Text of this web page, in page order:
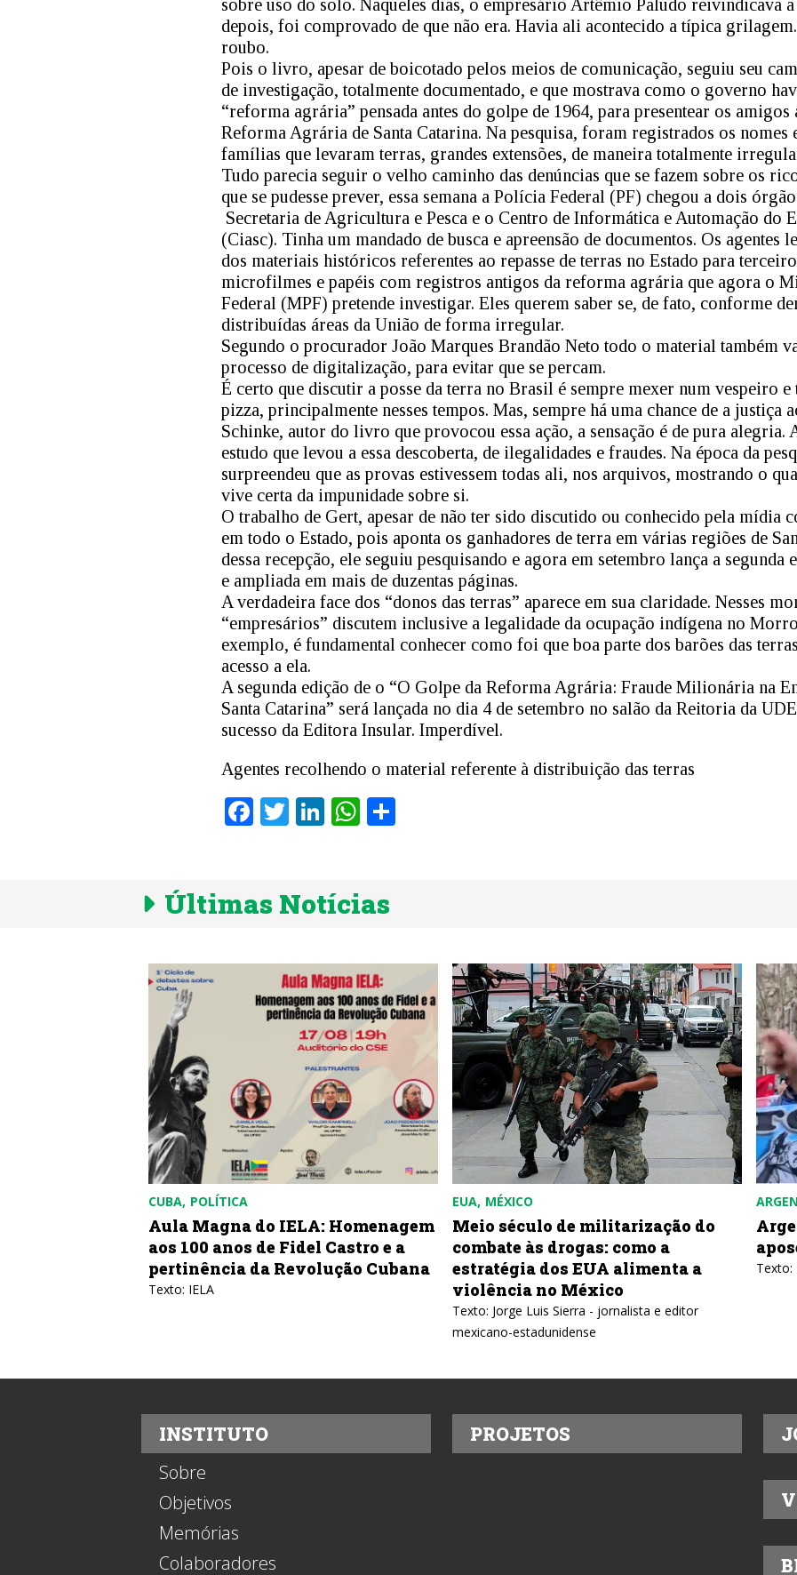
sobre uso do solo. Naqueles dias, o empresário Artêmio Paludo reivindicava
depois, foi comprovado de que não era. Havia ali acontecido a típica
roubo.
Pois o livro, apesar de boicotado pelos meios de comunicação, seguiu seu
de investigação, totalmente documentado, e que mostrava como o governo
“reforma agrária” pensada antes do golpe de 1964, para presentear os
Reforma Agrária de Santa Catarina. Na pesquisa, foram registrados os nomes
famílias que levaram terras, grandes extensões, de maneira totalmente
Tudo parecia seguir o velho caminho das denúncias que se fazem sobre os
que se pudesse prever, essa semana a Polícia Federal (PF) chegou a dois
Secretaria de Agricultura e Pesca e o Centro de Informática e Automação do
(Ciasc). Tinha um mandado de busca e apreensão de documentos. Os agentes
dos materiais históricos referentes ao repasse de terras no Estado para
microfilmes e papéis com registros antigos da reforma agrária que agora o
Federal (MPF) pretende investigar. Eles querem saber se, de fato, conforme
distribuídas áreas da União de forma irregular.
Segundo o procurador João Marques Brandão Neto todo o material também
processo de digitalização, para evitar que se percam.
É certo que discutir a posse da terra no Brasil é sempre mexer num vespeiro e
pizza, principalmente nesses tempos. Mas, sempre há uma chance de a justiça
Schinke, autor do livro que provocou essa ação, a sensação é de pura
estudo que levou a essa descoberta, de ilegalidades e fraudes. Na época da
surpreendeu que as provas estivessem todas ali, nos arquivos, mostrando o
vive certa da impunidade sobre si.
O trabalho de Gert, apesar de não ter sido discutido ou conhecido pela mídia
em todo o Estado, pois aponta os ganhadores de terra em várias regiões de
dessa recepção, ele seguiu pesquisando e agora em setembro lança a
e ampliada em mais de duzentas páginas.
A verdadeira face dos “donos das terras” aparece em sua claridade. Nesses
“empresários” discutem inclusive a legalidade da ocupação indígena no
exemplo, é fundamental conhecer como foi que boa parte dos barões das
acesso a ela.
A segunda edição de o “O Golpe da Reforma Agrária: Fraude Milionária na
Santa Catarina” será lançada no dia 4 de setembro no salão da Reitoria da
sucesso da Editora Insular. Imperdível.
Agentes recolhendo o material referente à distribuição das terras
Facebook
Twitter
LinkedInWhatsApp
Últimas Notícias
CUBA POLÍTICA
Aula Magna do IELA: Homenagem
aos 100 anos de Fidel Castro e a
pertinência da Revolução Cubana
Texto: IELA
EUA MÉXICO
Meio século de militarização do
combate às drogas: como a
estratégia dos EUA alimenta a
violência no México
Texto: Jorge Luis Sierra - jornalista e editor
mexicano-estadunidense
Texto:
INSTITUTO
Sobre
Objetivos
Memórias
Colaboradores
PROJETOS